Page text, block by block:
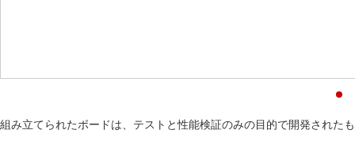
組み立てられたボードは、テストと性能検証のみの目的で開発された